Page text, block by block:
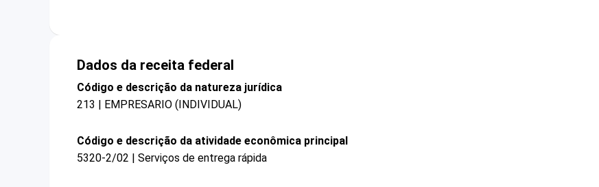
Dados da receita federal
Código e descrição da natureza jurídica
213 | EMPRESARIO (INDIVIDUAL)
Código e descrição da atividade econômica principal
5320-2/02 | Serviços de entrega rápida